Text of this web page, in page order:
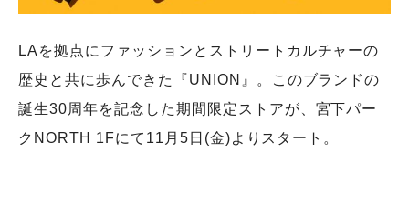
LAを拠点にファッションとストリートカルチャーの
歴史と共に歩んできた『UNION』。このブランドの
誕生30周年を記念した期間限定ストアが、宮下パー
クNORTH 1Fにて11月5日(金)よりスタート。